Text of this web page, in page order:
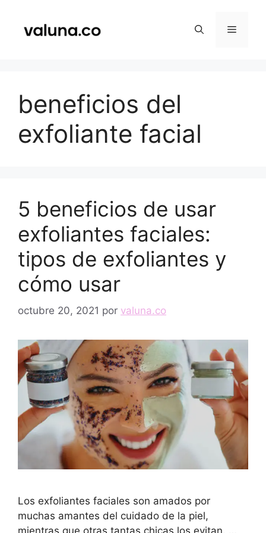
contenido
Menú
beneficios del
exfoliante facial
5 beneficios de usar
exfoliantes faciales:
tipos de exfoliantes y
cómo usar
octubre 20, 2021 por valuna.co
Los exfoliantes faciales son amados por
muchas amantes del cuidado de la piel,